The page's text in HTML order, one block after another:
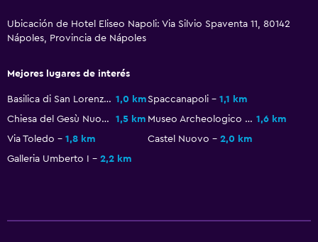
Sistema de entretenimiento
Ubicación de Hotel Eliseo Napoli: Via Silvio Spaventa 11, 80142
Nápoles, Provincia de Nápoles
Mejores lugares de interés
Basilica di San Lorenzo Maggiore 1,0 kmSpaccanapoli
1,1 km
Chiesa del Gesù Nuovo
1,5 km Museo Archeologico Nazionale di Napoli 1,6 km
Via Toledo
1,8 km Castel Nuovo
2,0 km
Galleria Umberto I
2,2 km